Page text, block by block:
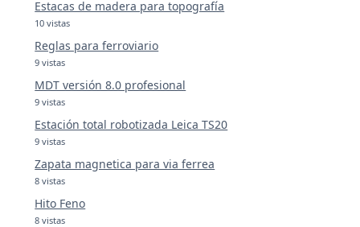
Estacas de madera para topografía
10 vistas
Reglas para ferroviario
9 vistas
MDT versión 8.0 profesional
9 vistas
Estación total robotizada Leica TS20
9 vistas
Zapata magnetica para via ferrea
8 vistas
Hito Feno
8 vistas